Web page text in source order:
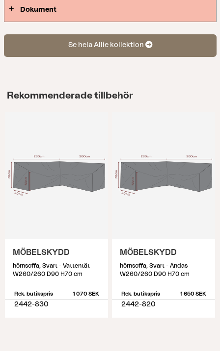
Dokument
Se hela Allie kollektion
Rekommenderade tillbehör
MÖBELSKYDD
hörnsoffa, Svart - Vattentät
W260/260 D90 H70 cm
Rek. butikspris 1 070 SEK
2442-830
MÖBELSKYDD
hörnsoffa, Svart - Andas
W260/260 D90 H70 cm
Rek. butikspris 1 650 SEK
2442-820